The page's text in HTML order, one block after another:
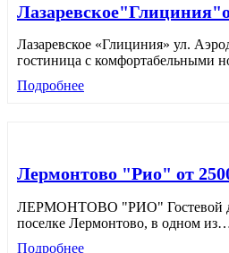
Лазаревское «Глициния» ул.
гостиница с комфортабельными
Подробнее
Лермонтово "Рио" от
ЛЕРМОНТОВО "РИО" Гостевой
поселке Лермонтово, в одном из
Подробнее